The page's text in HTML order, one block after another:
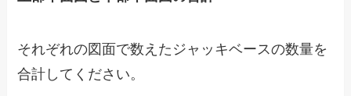
それぞれの図面で数えたジャッキベースの数量を
合計してください。